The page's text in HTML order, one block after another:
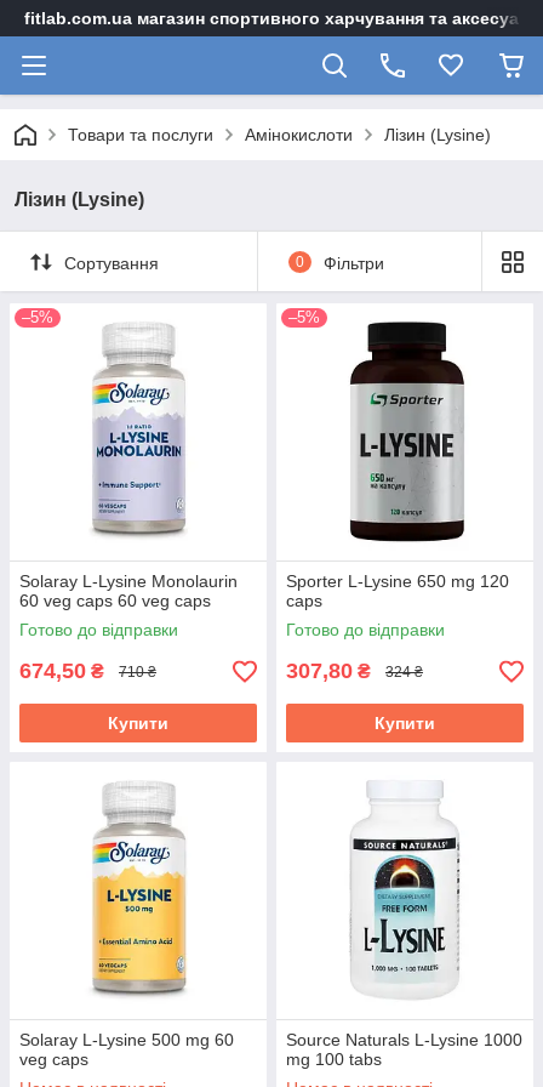
fitlab.com.ua магазин спортивного харчування та
Товари та послуги Амінокислоти Лізин (Lysine)
Лізин (Lysine)
Сортування 0 Фільтри
–5%
Solaray L-Lysine Monolaurin
60 veg caps 60 veg caps
Готово до відправки
674,50 ₴ 710 ₴
Купити
–5%
Sporter L-Lysine 650 mg 120
caps
Готово до відправки
307,80 ₴ 324 ₴
Купити
Solaray L-Lysine 500 mg 60
veg caps
Source Naturals L-Lysine 1000
mg 100 tabs